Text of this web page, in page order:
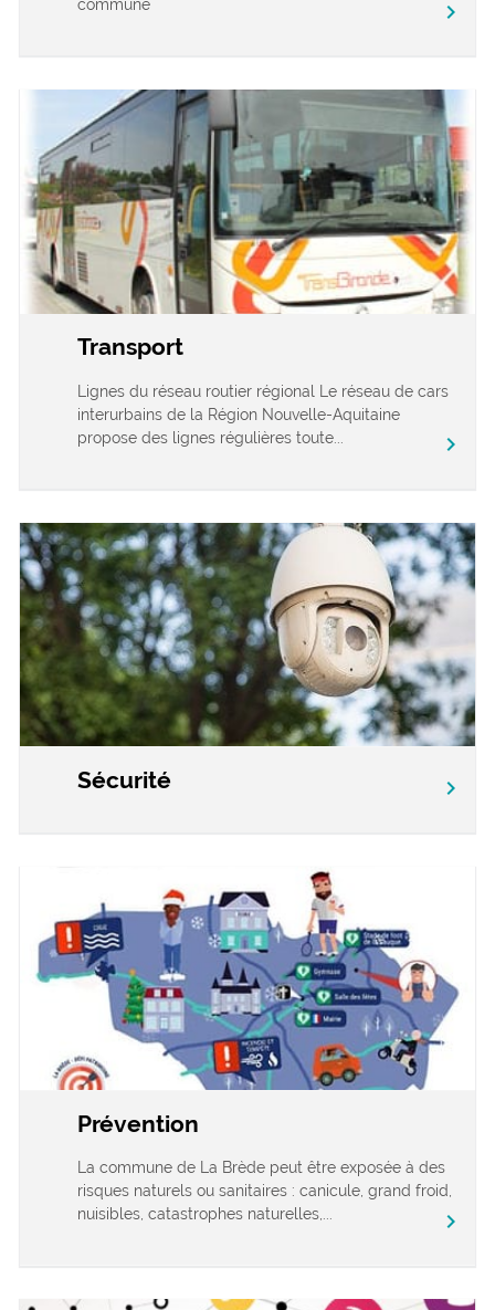
commune chevron_right
Transport
Lignes du réseau routier régional Le réseau de cars
interurbains de la Région Nouvelle-Aquitaine
propose des lignes régulières toute...
chevron_right
Sécurité chevron_right
Prévention
La commune de La Brède peut être exposée à des
risques naturels ou sanitaires : canicule, grand froid,
nuisibles, catastrophes naturelles,...
chevron_right